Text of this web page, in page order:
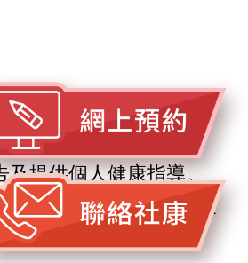
及提供個人健康指導。
容，以相宜價錢選擇最